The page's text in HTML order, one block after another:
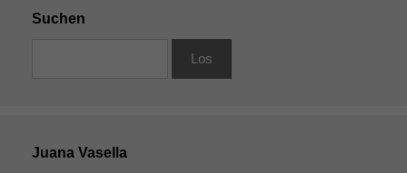
Suchen
Juana Vasella